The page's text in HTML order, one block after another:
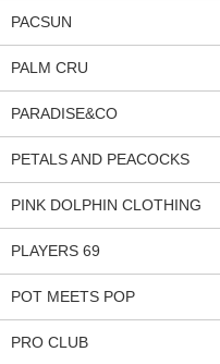
PACSUN
PALM CRU
PARADISE&CO
PETALS AND PEACOCKS
PINK DOLPHIN CLOTHING
PLAYERS 69
POT MEETS POP
PRO CLUB